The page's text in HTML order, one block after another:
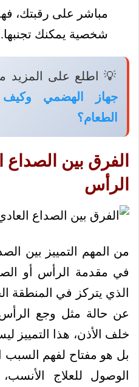
مباشر على رقبتك،
شخصية يمكنك تجنبها.
💡 اطلع على المزيد
جهاز الهضمي
الطعام؟
الفرق بين
الرأس
من المهم التمييز بين
في مقدمة الرأس أو
الذي يتركز في المنطقة
عن حالة مثل وجع
خلف الأذن، هذا
بل هو مفتاح لفهم السبب
الوصول للعلاج